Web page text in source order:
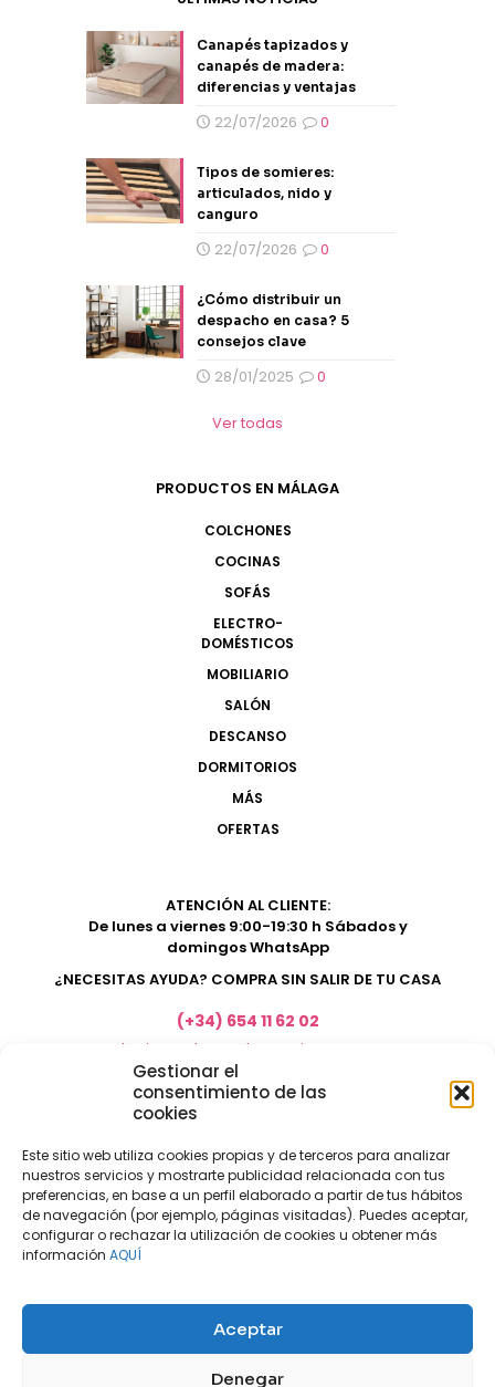
Gestionar el
consentimiento de las
cookies
Este sitio web utiliza cookies propias y de terceros para analizar
nuestros servicios y mostrarte publicidad relacionada con tus
preferencias, en base a un perfil elaborado a partir de tus hábitos
de navegación (por ejemplo, páginas visitadas). Puedes aceptar,
configurar o rechazar la utilización de cookies u obtener más
información AQUÍ
Aceptar
Denegar
Canapés tapizados y
canapés de madera:
diferencias y ventajas
22/07/2026 0
Tipos de somieres:
articulados, nido y
canguro
22/07/2026 0
¿Cómo distribuir un
despacho en casa? 5
consejos clave
28/01/2025 0
Ver todas
PRODUCTOS EN MÁLAGA
COLCHONES
COCINAS
SOFÁS
ELECTRO-
DOMÉSTICOS
MOBILIARIO
SALÓN
DESCANSO
DORMITORIOS
MÁS
OFERTAS
ATENCIÓN AL CLIENTE:
De lunes a viernes 9:00-19:30 h Sábados y
domingos WhatsApp
¿NECESITAS AYUDA? COMPRA SIN SALIR DE TU CASA
(+34) 654 11 62 02
marketing@electrodomesticosacosta.es
Tienda de muebles en Fuengirola
Tienda de muebles en Torremolinos
Tienda de muebles en Benalmádena
Tienda de muebles en el Rincón de la Victoria
Tienda de electrodomésticos en Málaga
Tienda de muebles en Cártama
Nuestras tiendas físicas